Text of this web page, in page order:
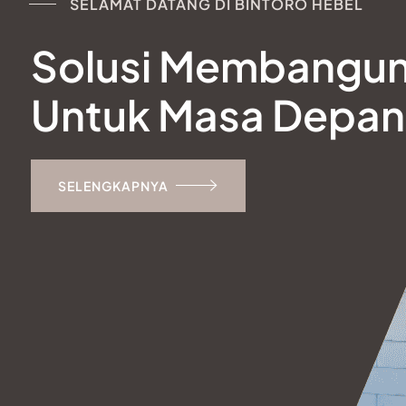
SELAMAT DATANG DI BINTORO HEBEL
Solusi
Untuk Masa Depan
SELENGKAPNYA